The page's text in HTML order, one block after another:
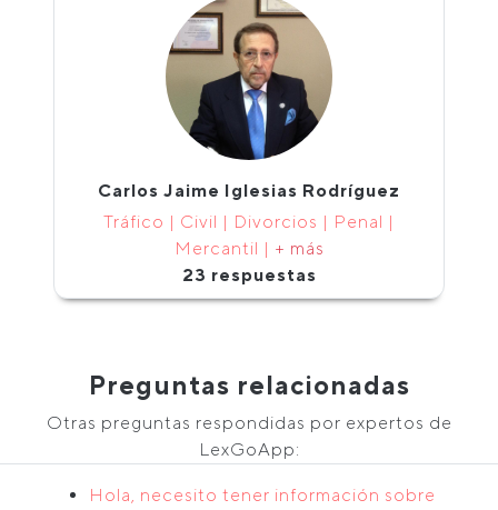
Carlos Jaime Iglesias Rodríguez
Tráfico | Civil | Divorcios | Penal |
Mercantil | + más
23 respuestas
Preguntas relacionadas
Otras preguntas respondidas por expertos de
LexGoApp:
Hola, necesito tener información sobre